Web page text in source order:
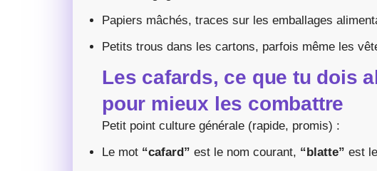
Papiers mâchés, traces sur les emballages
Petits trous dans les cartons, parfois même les
Les cafards, ce que tu dois
pour mieux les combattre
Petit point culture générale (rapide, promis) :
Le mot “cafard” est le nom courant, “blatte” est